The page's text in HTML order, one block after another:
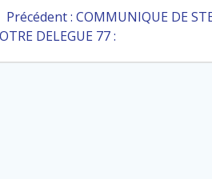
Précédent : Article
précédent
COMMUNIQUE DE
DELEGUE 77 :